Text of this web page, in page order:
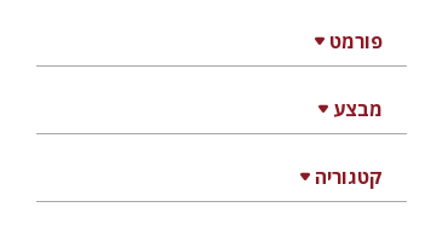
פורמט
מבצע
קטגוריה